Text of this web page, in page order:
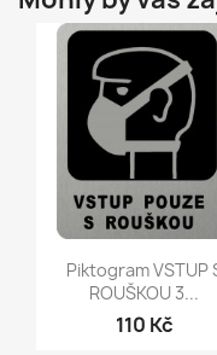
Rychlý
Piktogram VSTUP
ROUŠKOU 3...
110 Kč